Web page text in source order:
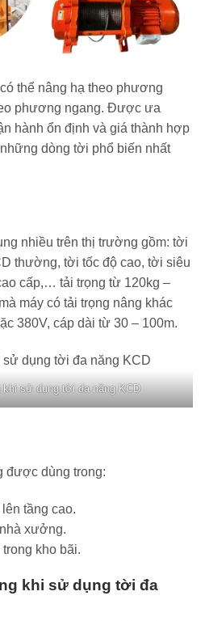
thể nâng hạ theo phương
phương ngang. Được ưa
hành ổn định và giá thành hợp
dòng tời phổ biến nhất
nhiều trên thị trường gồm: tời
thường, tời tốc độ cao, tời siêu
cấp,… tải trọng từ 120kg –
máy có tải trọng nâng khác
380V, cáp dài từ 30 – 100m.
sử dụng tời đa năng KCD
được dùng trong:
tầng cao.
xưởng.
kho bãi.
khi sử dụng tời đa